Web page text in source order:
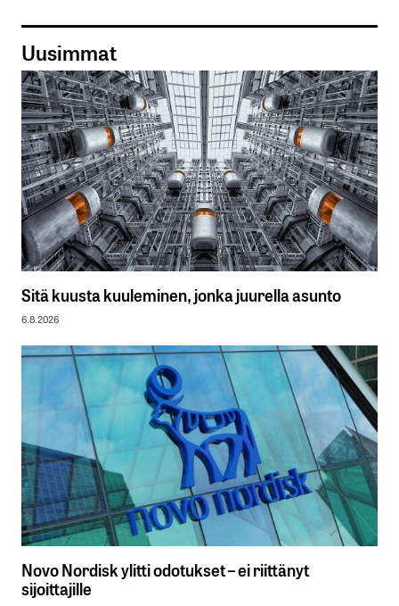
Uusimmat
Sitä kuusta kuuleminen, jonka juurella asunto
6.8.2026
Novo Nordisk ylitti odotukset – ei riittänyt
sijoittajille